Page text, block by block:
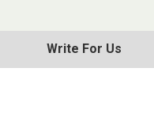
Write For Us